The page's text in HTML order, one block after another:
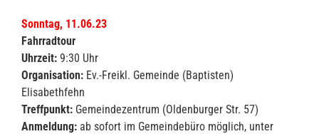
Sonntag, 11.06.23
Fahrradtour
Uhrzeit: 9:30 Uhr
Organisation: Ev.-Freikl. Gemeinde (Baptisten)
Elisabethfehn
Treffpunkt: Gemeindezentrum (Oldenburger Str. 57)
Anmeldung: ab sofort im Gemeindebüro möglich, unter